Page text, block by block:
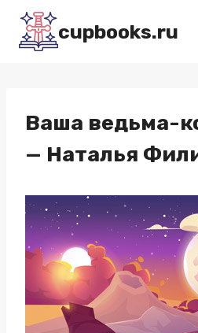
Перейти
содержимому
cupbooks.ru
Ваша ведьма-
— Наталья